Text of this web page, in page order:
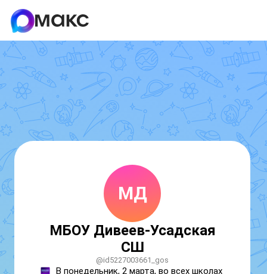
МД
МБОУ Дивеев-Усадская
СШ
@id5227003661_gos
В понедельник, 2 марта, во всех школах